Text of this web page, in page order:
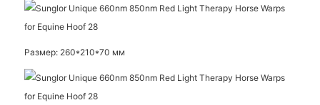
Размер: 260*210*70 мм